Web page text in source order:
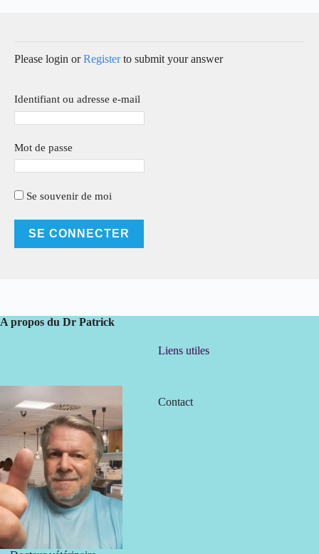
Please login orRegisterto submit your answer
Identifiant ou adresse e-mail
Mot de passe
Se souvenir de moi
A propos du Dr Patrick
Liens utiles
Contact